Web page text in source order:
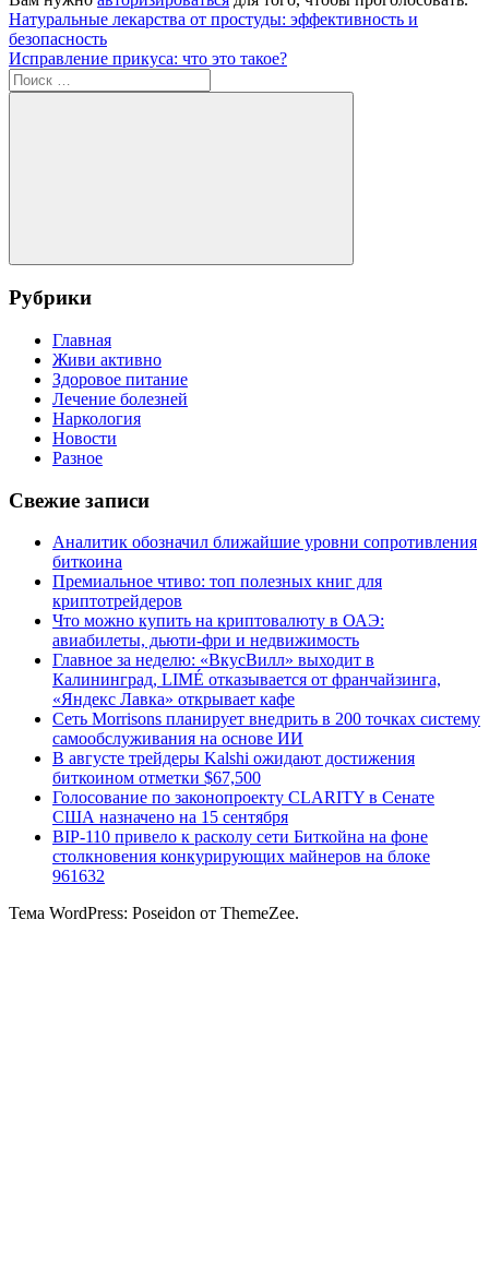
Навигация
по
записям
Предыдущая
запись:
Натуральные лекарства от простуды: эффективность и
безопасность
Следующая
запись:
Исправление прикуса: что это такое?
Поиск
для:
Поиск
Рубрики
Главная
Живи активно
Здоровое питание
Лечение болезней
Наркология
Новости
Разное
Свежие записи
Аналитик обозначил ближайшие уровни сопротивления
биткоина
Премиальное чтиво: топ полезных книг для
криптотрейдеров
Что можно купить на криптовалюту в ОАЭ:
авиабилеты, дьюти-фри и недвижимость
Главное за неделю: «ВкусВилл» выходит в
Калининград, LIMÉ отказывается от франчайзинга,
«Яндекс Лавка» открывает кафе
Сеть Morrisons планирует внедрить в 200 точках систему
самообслуживания на основе ИИ
В августе трейдеры Kalshi ожидают достижения
биткоином отметки $67,500
Голосование по законопроекту CLARITY в Сенате
США назначено на 15 сентября
BIP-110 привело к расколу сети Биткойна на фоне
столкновения конкурирующих майнеров на блоке
961632
Тема WordPress: Poseidon от ThemeZee.